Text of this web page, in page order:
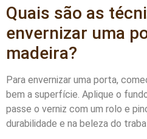
Quais são as
envernizar uma
madeira?
Para envernizar uma porta,
bem a superfície. Aplique o
passe o verniz com um rolo e
durabilidade e na beleza do